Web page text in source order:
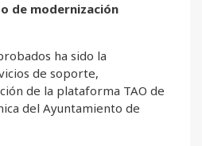
de modernización
ha sido la
de soporte,
de la plataforma TAO de
del Ayuntamiento de